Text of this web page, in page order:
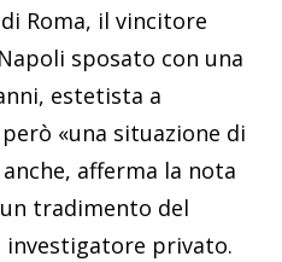
Roma, il vincitore
sposato con una
estetista a
«una situazione di
afferma la nota
tradimento del
privato.